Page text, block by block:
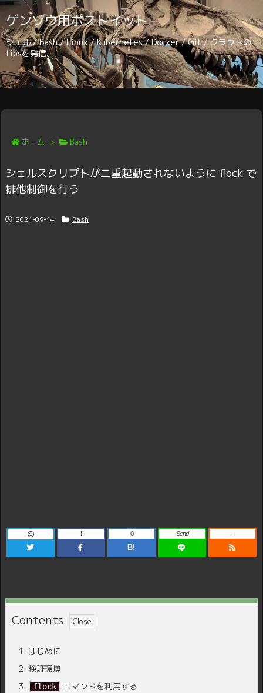
ゲンゾウ用ポストイット
シェル / Bash / Linux / Kubernetes / Docker / Git / クラウドの
tipsを発信。
ホーム > Bash
シェルスクリプトが二重起動されないように flock で
排他制御を行う
2021-09-14 Bash
!
B!
0 Send -
Contents
1. はじめに
2. 検証環境
3.
flock
コマンドを利用する